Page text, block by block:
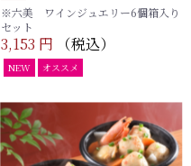
※六美 ワインジュエリー6個箱入り
セット
3,153 円 （税込）
NEW オススメ